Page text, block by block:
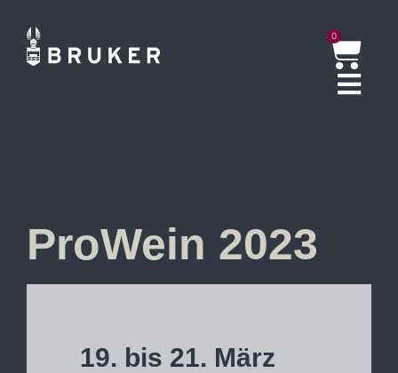
0
ProWein 2023
19. bis 21. März